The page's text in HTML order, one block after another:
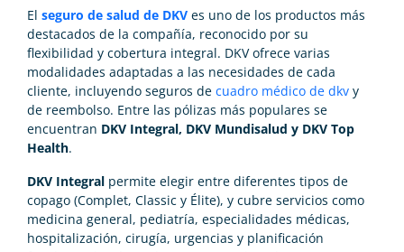
El seguro de salud de DKV es uno de los productos más
destacados de la compañía, reconocido por su
flexibilidad y cobertura integral. DKV ofrece varias
modalidades adaptadas a las necesidades de cada
cliente, incluyendo seguros de cuadro médico de dkv y
de reembolso. Entre las pólizas más populares se
encuentran DKV Integral, DKV Mundisalud y DKV Top
Health.
DKV Integral permite elegir entre diferentes tipos de
copago (Complet, Classic y Élite), y cubre servicios como
medicina general, pediatría, especialidades médicas,
hospitalización, cirugía, urgencias y planificación